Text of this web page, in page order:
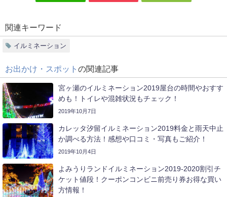
関連キーワード
イルミネーション
お出かけ・スポット の関連記事
宮ヶ瀬のイルミネーション2019屋台の時間やおすす
めも！トイレや混雑状況もチェック！
2019年10月7日
カレッタ汐留イルミネーション2019料金と雨天中止
か調べる方法！感想や口コミ・写真もご紹介！
2019年10月4日
よみうりランドイルミネーション2019-2020割引チ
ケット値段！クーポンコンビニ前売り券お得な買い
方情報！